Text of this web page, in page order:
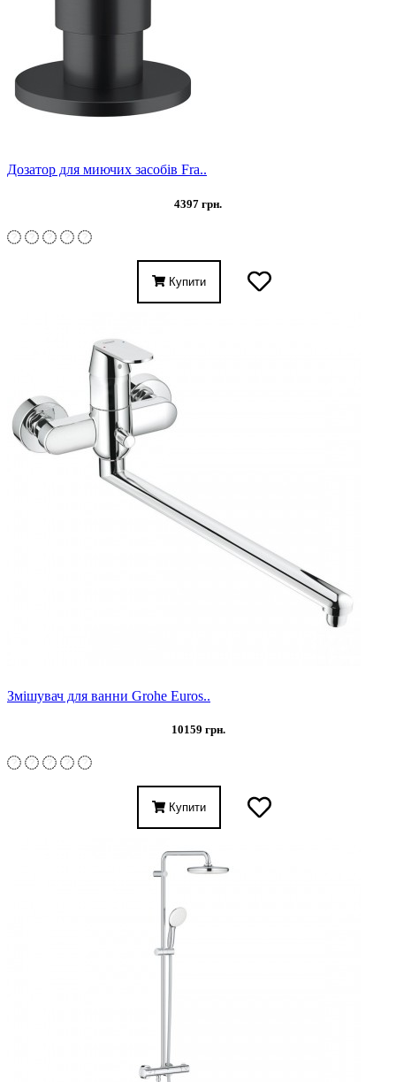
Дозатор для миючих засобів Fra..
4397 грн.
Купити
Змішувач для ванни Grohe Euros..
10159 грн.
Купити